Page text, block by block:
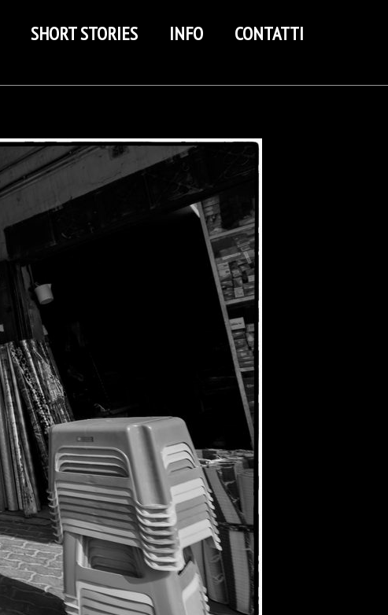
SHORT STORIES INFO CONTATTI